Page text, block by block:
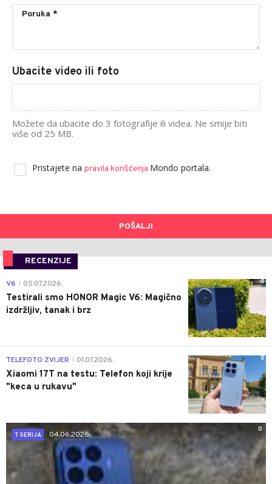
Ubacite video ili foto
Možete da ubacite do 3 fotografije ili videa. Ne smije biti
više od 25 MB.
Pristajete na pravila korišćenja Mondo portala.
POŠALJI
RECENZIJE
0
V6 05.07.2026.
Testirali smo HONOR Magic V6: Magično
izdržljiv, tanak i brz
0
TELEFOTO ZVIJER 01.07.2026.
Xiaomi 17T na testu: Telefon koji krije
"keca u rukavu"
0
T SERIJA
04.06.2026.